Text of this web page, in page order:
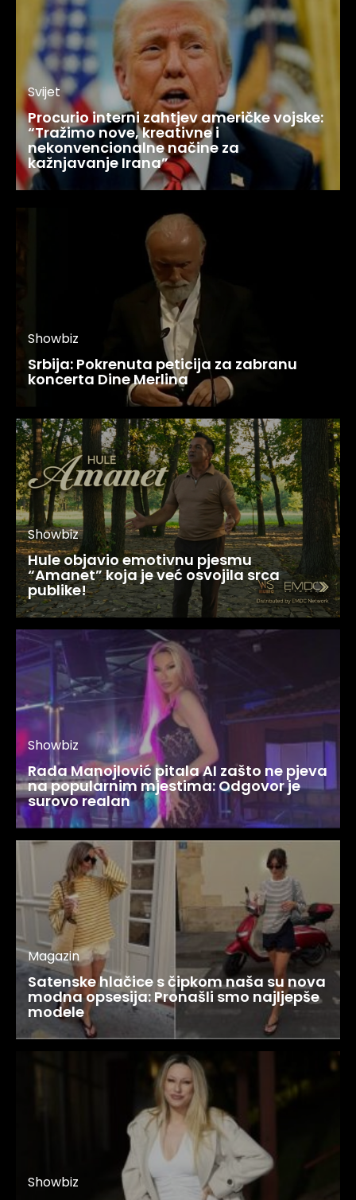
Svijet
Procurio interni zahtjev američke vojske:
“Tražimo nove, kreativne i
nekonvencionalne načine za
kažnjavanje Irana”
Showbiz
Srbija: Pokrenuta peticija za zabranu
koncerta Dine Merlina
Showbiz
Hule objavio emotivnu pjesmu
“Amanet” koja je već osvojila srca
publike!
Showbiz
Rada Manojlović pitala AI zašto ne pjeva
na popularnim mjestima: Odgovor je
surovo realan
Magazin
Satenske hlačice s čipkom naša su nova
modna opsesija: Pronašli smo najljepše
modele
Showbiz